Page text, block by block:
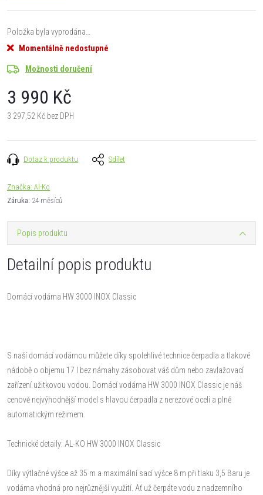
Položka byla vyprodána…
Momentálně nedostupné
Možnosti doručení
3 990 Kč
3 297,52 Kč bez DPH
cena:
Dotaz k produktu Sdílet
Značka: Al-Ko
Záruka: 24 měsíců
Popis produktu
Detailní popis produktu
Domácí vodárna HW 3000 INOX Classic
S naší domácí vodárnou můžete díky spolehlivé technice čerpadla a tlakové
nádobě o objemu 17 l bez námahy zásobovat váš dům nebo zavlažovací
zařízení užitkovou vodou. Domácí vodárna HW 3000 INOX Classic je náš
cenově nejvýhodnější model s hlavou čerpadla z nerezové oceli a plně
automatickým režimem.
Technické detaily: AL-KO HW 3000 INOX Classic
Díky výtlačné výšce až 35 m a maximální sací výšce 8 m při tlaku 3,5 Baru je
vodárna vhodná pro nejrůznější využití. Ať už čerpáte vodu z nadzemního